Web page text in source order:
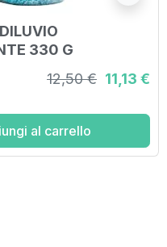
330 G
12,50 € 11,13 €
al carrello